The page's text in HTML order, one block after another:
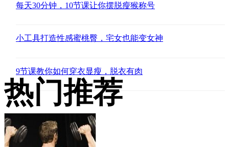
每天30分钟，10节课让你摆脱瘦猴称号
小工具打造性感蜜桃臀，宅女也能变女神
9节课教你如何穿衣显瘦，脱衣有肉
热门推荐